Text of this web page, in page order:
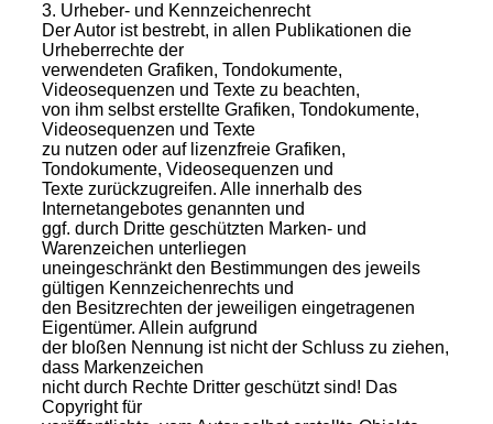
3. Urheber- und Kennzeichenrecht
Der Autor ist bestrebt, in allen Publikationen die
Urheberrechte der
verwendeten Grafiken, Tondokumente,
Videosequenzen und Texte zu beachten,
von ihm selbst erstellte Grafiken, Tondokumente,
Videosequenzen und Texte
zu nutzen oder auf lizenzfreie Grafiken,
Tondokumente, Videosequenzen und
Texte zurückzugreifen. Alle innerhalb des
Internetangebotes genannten und
ggf. durch Dritte geschützten Marken- und
Warenzeichen unterliegen
uneingeschränkt den Bestimmungen des jeweils
gültigen Kennzeichenrechts und
den Besitzrechten der jeweiligen eingetragenen
Eigentümer. Allein aufgrund
der bloßen Nennung ist nicht der Schluss zu ziehen,
dass Markenzeichen
nicht durch Rechte Dritter geschützt sind! Das
Copyright für